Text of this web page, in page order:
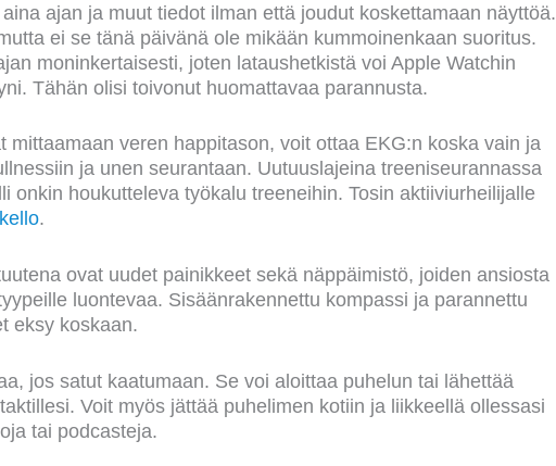
ajan ja muut tiedot ilman että joudut koskettamaan näyttöä.
ei se tänä päivänä ole mikään kummoinenkaan suoritus.
moninkertaisesti, joten lataushetkistä voi Apple Watchin
Tähän olisi toivonut huomattavaa parannusta.
mittaamaan veren happitason, voit ottaa EKG:n koska vain ja
ja unen seurantaan. Uutuuslajeina treeniseurannassa
onkin houkutteleva työkalu treeneihin. Tosin aktiiviurheilijalle
.
ovat uudet painikkeet sekä näppäimistö, joiden ansiosta
luontevaa. Sisäänrakennettu kompassi ja parannettu
eksy koskaan.
jos satut kaatumaan. Se voi aloittaa puhelun tai lähettää
Voit myös jättää puhelimen kotiin ja liikkeellä ollessasi
tai podcasteja.